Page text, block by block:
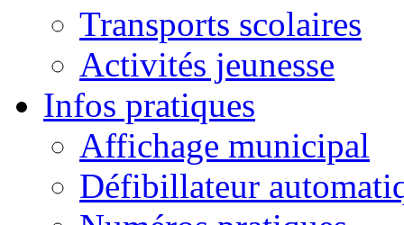
Transports scolaires
Activités jeunesse
Infos pratiques
Affichage municipal
Défibillateur